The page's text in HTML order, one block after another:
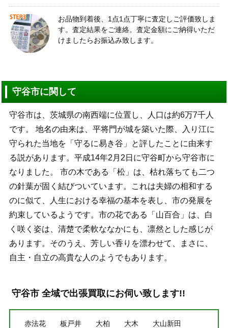
お品物到着後、1点1点丁寧に査定しご評価致しま
す。査定結果をご連絡。査定金額にご納得いただ
けましたらお振込み致します。
守谷市に関して
守谷市は、茨城県の南西端に位置し、人口は約6万7千人
です。 地名の由来は、平将門が城を築いた際、入り江に
守られた当地を「守るに易き谷」と評したことに由来す
る説があります。平成14年2月2日に守谷町から守谷市に
なりました。 市の木である「松」は、枯れ落ちても二つ
の針葉が固く結びついています。これは夫婦の相和する
のに似て、人生における幸福の基本を表し、市の発展を
約束しているようです。市の花である「山百合」は、白
く咲く姿は、清楚で柔軟ななかにも、凛然とした感じが
あります。そのうえ、芳しい香りを漂わせて、まさに、
自主・自立の高貴な人のようでもあります。
守谷市 全域で出張買取にお伺い致します!!
赤法花 板戸井 大柏 大木
大山新田